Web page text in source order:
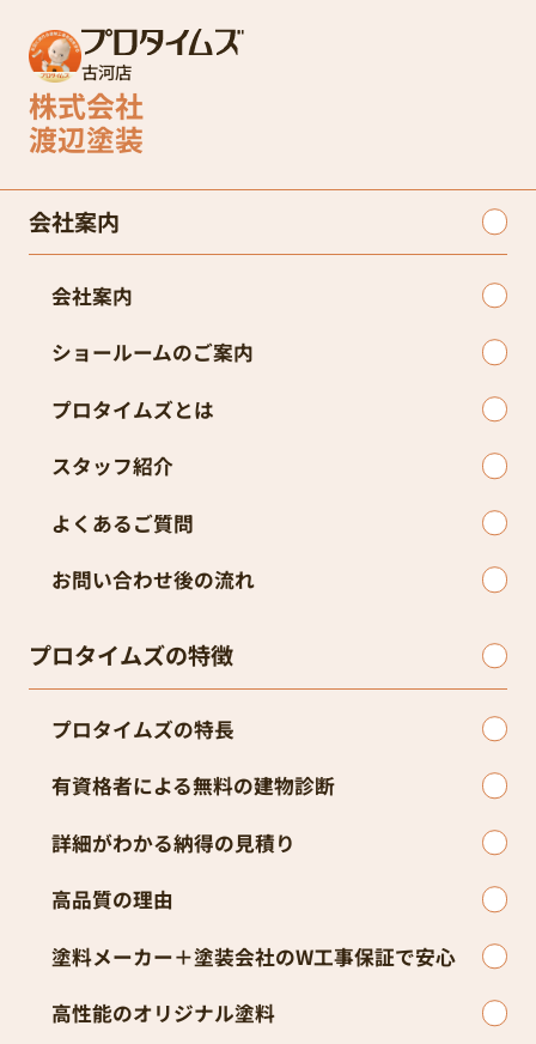
古河店
株式会社
渡辺塗装
会社案内
会社案内
ショールームのご案内
プロタイムズとは
スタッフ紹介
よくあるご質問
お問い合わせ後の流れ
プロタイムズの特徴
プロタイムズの特長
有資格者による無料の建物診断
詳細がわかる納得の見積り
高品質の理由
塗料メーカー＋塗装会社のW工事保証で安心
高性能のオリジナル塗料